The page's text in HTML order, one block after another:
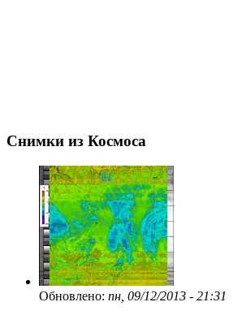
Снимки из Космоса
Обновлено: пн, 09/12/2013 - 21:31